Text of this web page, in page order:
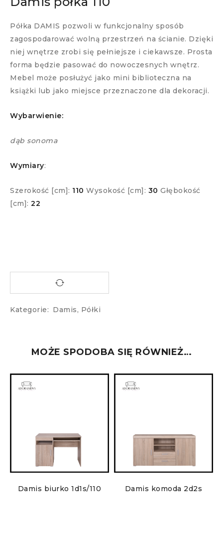
Półka DAMIS pozwoli w funkcjonalny sposób
zagospodarować wolną przestrzeń na ścianie. Dzięki
niej wnętrze zrobi się pełniejsze i ciekawsze. Prosta
forma będzie pasować do nowoczesnych wnętrz.
Mebel może posłużyć jako mini biblioteczna na
książki lub jako miejsce przeznaczone dla dekoracji.
Wybarwienie:
dąb sonoma
Wymiary:
Szerokość [cm]: 110 Wysokość [cm]: 30 Głębokość
[cm]: 22
Kategorie: Damis, Półki
MOŻE SPODOBA SIĘ RÓWNIEŻ…
Damis biurko 1d1s/110 Damis komoda 2d2s